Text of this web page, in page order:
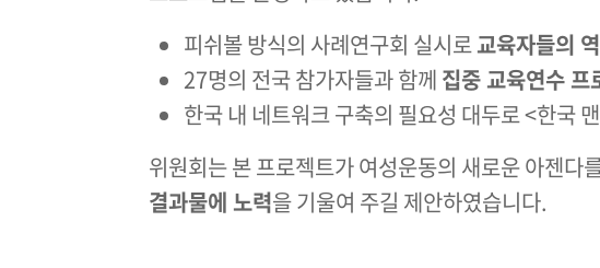
피쉬볼 방식의 사례연구회 실시로교육자들의
27명의 전국 참가자들과 함께 집중 교육연수 프
한국 내 네트워크 구축의 필요성 대두로 <한국
위원회는 본 프로젝트가 여성운동의 새로운 아젠다
결과물에 노력을 기울여 주길 제안하였습니다​.